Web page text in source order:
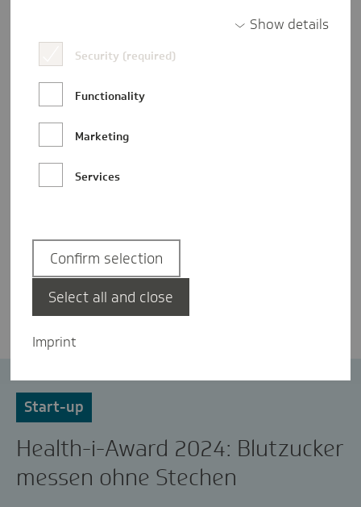
Lennart Paul
Start-up
Health-i-Award 2024: Blutzucker
messen ohne Stechen
Show details
Security (required)
Functionality
Marketing
Services
Imprint
Confirm selection
Select all and close